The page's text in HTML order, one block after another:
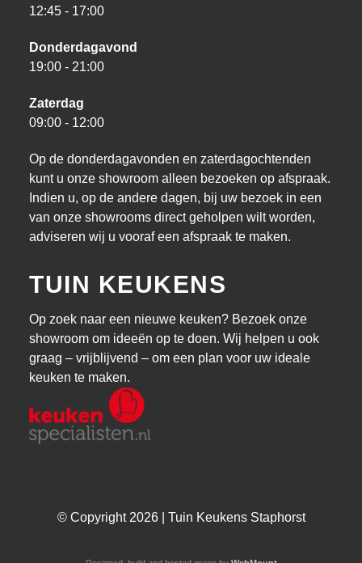
12:45 - 17:00
Donderdagavond
19:00 - 21:00
Zaterdag
09:00 - 12:00
Op de donderdagavonden en zaterdagochtenden
kunt u onze showroom alleen bezoeken op afspraak.
Indien u, op de andere dagen, bij uw bezoek in een
van onze showrooms direct geholpen wilt worden,
adviseren wij u vooraf een afspraak te maken.
TUIN KEUKENS
Op zoek naar een nieuwe keuken? Bezoek onze
showroom om ideeën op te doen. Wij helpen u ook
graag – vrijblijvend – om een plan voor uw ideale
keuken te maken.
© Copyright 2026 | Tuin Keukens Staphorst